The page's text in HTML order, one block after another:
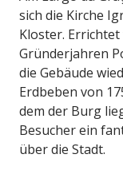
sich die Kirche
Kloster.
Gründerjahren
die Gebäude
Erdbeben von
dem der Burg
Besucher ein
über die Stadt.